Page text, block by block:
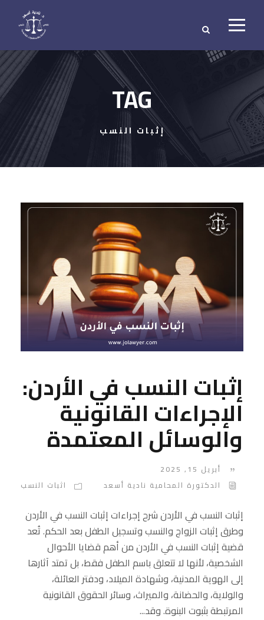
TAG
إثبات النسب
إثبات النسب في الأردن:
الإجراءات القانونية
والوسائل المعتمدة
أبريل 15, 2025
الدكتورة المحامية نادية أسعد
اثبات النسب
إثبات النسب في الأردن شرح إجراءات إثبات النسب في الأردن
وطرق إثبات الزواج والنسب وتسجيل الطفل بعد الحكم. تُعد
قضية إثبات النسب في الأردن من أهم قضايا الأحوال
الشخصية، لأنها لا تتعلق باسم الطفل فقط، بل تمتد آثارها
إلى الهوية المدنية، وشهادة الميلاد، ودفتر العائلة،
والولاية، والحضانة، والميراث، وسائر الحقوق القانونية
المرتبطة بثبوت البنوة. وقد...